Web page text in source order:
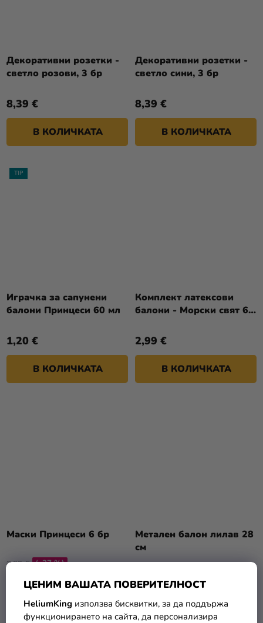
ЦЕНИМ ВАШАТА ПОВЕРИТЕЛНОСТ
HeliumKing използва бисквитки, за да поддържа
функционирането на сайта, да персонализира
Декоративни розетки -
светло розови, 3 бр
8,39 €
В КОЛИЧКАТА
Декоративни розетки -
светло сини, 3 бр
8,39 €
В КОЛИЧКАТА
TIP
Играчка за сапунени
балони Принцеси 60 мл
1,20 €
В КОЛИЧКАТА
Комплект латексови
балони - Морски свят 6
2,99 €
В КОЛИЧКАТА
Маски Принцеси 6 бр
2,90 €
3,99 € (–27 %)
В КОЛИЧКАТА
Метален балон лилав 28
см
0,15 €
В КОЛИЧКАТА